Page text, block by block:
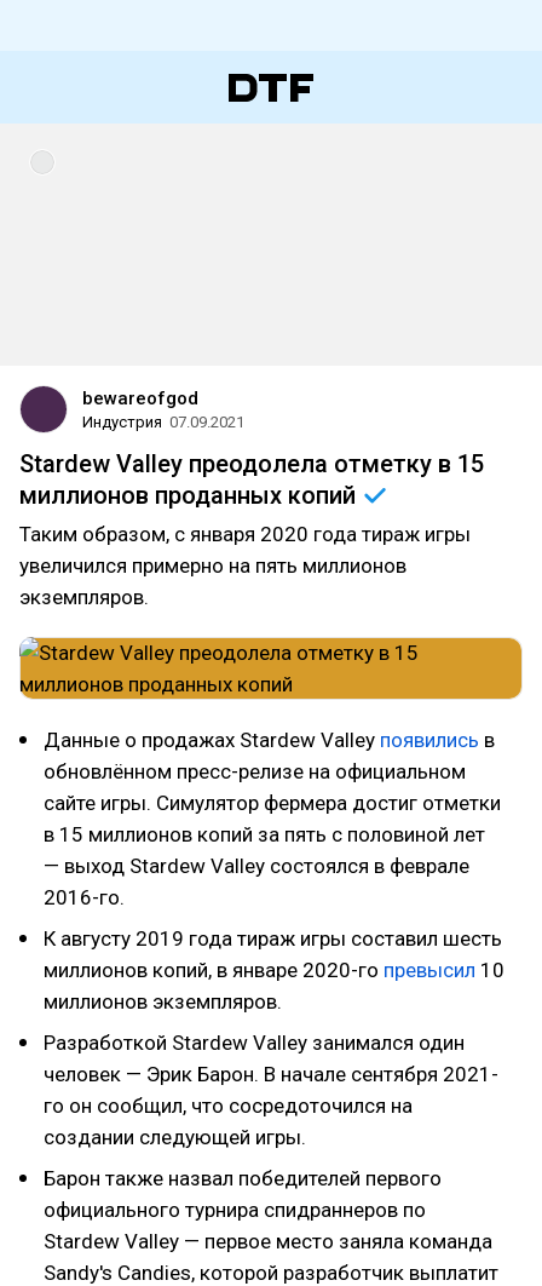
bewareofgod
Индустрия 07.09.2021
Stardew Valley преодолела отметку в 15
миллионов проданных копий
Таким образом, с января 2020 года тираж игры
увеличился примерно на пять миллионов
экземпляров.
Данные о продажах Stardew Valley появились в
обновлённом пресс-релизе на официальном
сайте игры. Симулятор фермера достиг отметки
в 15 миллионов копий за пять с половиной лет
— выход Stardew Valley состоялся в феврале
2016-го.
К августу 2019 года тираж игры составил шесть
миллионов копий, в январе 2020-го превысил 10
миллионов экземпляров.
Разработкой Stardew Valley занимался один
человек — Эрик Барон. В начале сентября 2021-
го он сообщил, что сосредоточился на
создании следующей игры.
Барон также назвал победителей первого
официального турнира спидраннеров по
Stardew Valley — первое место заняла команда
Sandy's Candies, которой разработчик выплатит